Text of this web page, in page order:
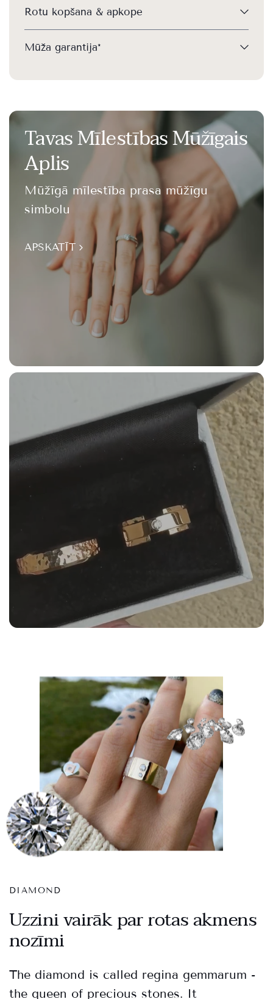
Rotu kopšana & apkope
Mūža garantija*
Tavas Mīlestības Mūžīgais
Aplis
Mūžīgā mīlestība prasa mūžīgu
simbolu
APSKATĪT
DIAMOND
Uzzini vairāk par rotas akmens
nozīmi
The diamond is called regina gemmarum -
the queen of precious stones. It